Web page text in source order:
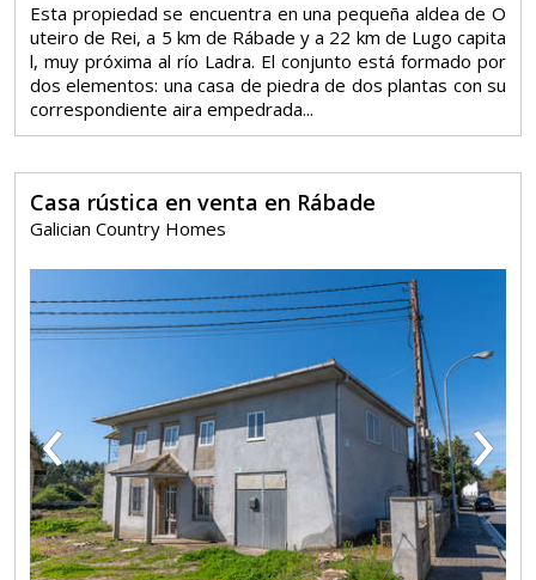
Esta propiedad se encuentra en una pequeña aldea de O
uteiro de Rei, a 5 km de Rábade y a 22 km de Lugo capita
l, muy próxima al río Ladra. El conjunto está formado por
dos elementos: una casa de piedra de dos plantas con su
correspondiente aira empedrada...
Casa rústica en venta en Rábade
Galician Country Homes
‹ ›